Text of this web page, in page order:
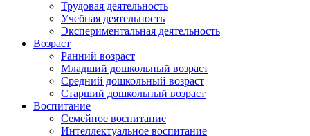
Трудовая деятельность
Учебная деятельность
Экспериментальная деятельность
Возраст
Ранний возраст
Младший дошкольный возраст
Средний дошкольный возраст
Старший дошкольный возраст
Воспитание
Семейное воспитание
Интеллектуальное воспитание